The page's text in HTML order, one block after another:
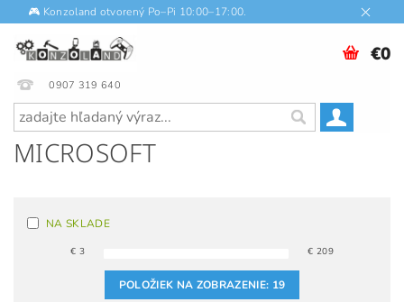
🎮 Konzoland otvorený Po–Pi 10:00–17:00.
0907 319 640
€0
MICROSOFT
NA SKLADE
€3 € 209
POLOŽIEK NA ZOBRAZENIE: 19